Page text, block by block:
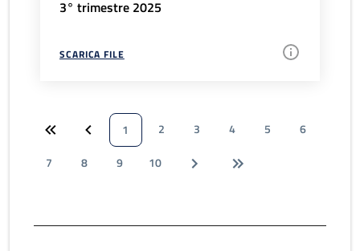
3° trimestre 2025
SCARICA FILE
1 2 3 4 5
6
7
8 9 10